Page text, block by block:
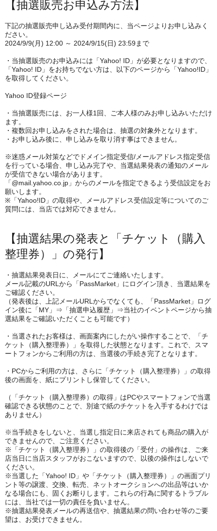
【抽選販売お申込み方法】
下記の抽選販売申し込み受付期間内に、当ページよりお申し込みく
ださい。
2024/9/9(月) 12:00 ～ 2024/9/15(日) 23:59まで
・当抽選販売のお申込みには「Yahoo! ID」が必要となりますので、
「Yahoo! ID」をお持ちでない方は、以下のページから「Yahoo!ID」
を取得してください。
Yahoo ID登録ページ
・当抽選販売には、お一人様1回、ご本人様のみお申し込みいただけ
ます。
・複数回お申し込みをされた場合は、抽選の対象外となります。
・お申し込み後に、申し込みを取り消す事はできません。
※迷惑メール対策などでドメイン指定受信/メールアドレス指定受信
を行っている場合、申し込み完了や、当選結果発表の通知のメール
が受信できない場合があります。
「@mail.yahoo.co.jp」からのメールを指定できるよう受信設定をお
願いします。
※「Yahoo!ID」の取得や、メールアドレス受信設定等についてのご
質問には、当店では対応できません。
【抽選結果の発表と「チケット（購入
整理券）」の発行】
・抽選結果発表日に、メールにてご連絡いたします。
メール記載のURLから「PassMarket」にログイン頂き、当選結果を
ご確認ください。
（発表後は、上記メールURLからでなくても、「PassMarket」ログ
イン後に「MY」⇒「抽選申込履歴」⇒当社のイベントページから抽
選結果をご確認いただくことも可能です）
・当選されたお客様は、画面案内にしたがい操作することで、「チ
ケット（購入整理券）」を取得した状態となります。これで、スマ
ートフォンからご利用の方は、当選後の手続き完了となります。
・PCからご利用の方は、さらに「チケット（購入整理券）」の取得
後の画面を、紙にプリントし保管してください。
（「チケット（購入整理券）の取得」はPCやスマートフォンで当選
確認できる状態のことで、別途で紙のチケットを入手するわけでは
ありません）
※当手続きをしないと、当選し指定日に来店されても商品の購入が
できませんので、ご注意ください。
※「チケット（購入整理券）」の取得後の「受付」の操作は、ご来
店当日に当店スタッフがおこないますので、以後の操作はしないで
ください。
※当選した「Yahoo! ID」や「チケット（購入整理券）」の画面プリ
ント等の譲渡、交換、転売、ネットオークションへの出品等はいか
なる場合にも、固くお断りします。これらの行為に関するトラブル
には、当社では一切の責任を負いません。
※抽選結果発表メールの再送信や、抽選結果の問い合わせ等のご要
望は、お受けできません。